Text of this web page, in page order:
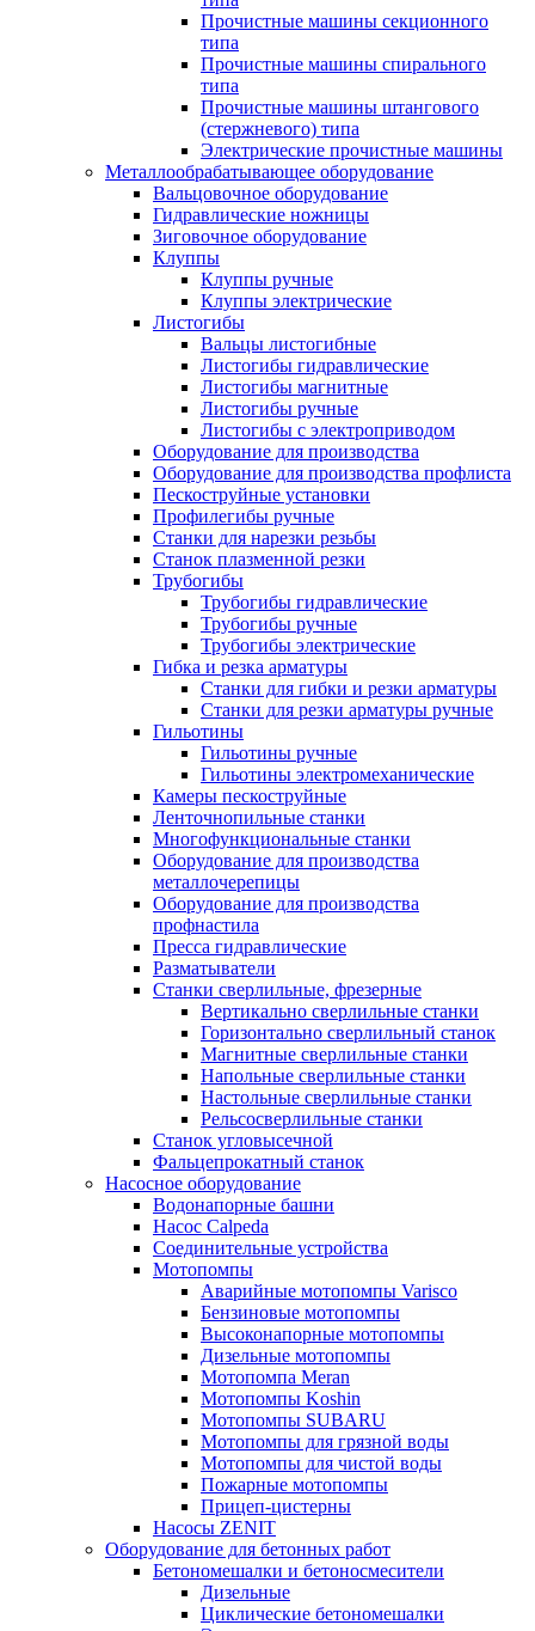
Прочистные машины секционного
типа
Прочистные машины спирального
типа
Прочистные машины штангового
(стержневого) типа
Электрические прочистные машины
Металлообрабатывающее оборудование
Вальцовочное оборудование
Гидравлические ножницы
Зиговочное оборудование
Клуппы
Клуппы ручные
Клуппы электрические
Листогибы
Вальцы листогибные
Листогибы гидравлические
Листогибы магнитные
Листогибы ручные
Листогибы с электроприводом
Оборудование для производства
Оборудование для производства профлиста
Пескоструйные установки
Профилегибы ручные
Станки для нарезки резьбы
Станок плазменной резки
Трубогибы
Трубогибы гидравлические
Трубогибы ручные
Трубогибы электрические
Гибка и резка арматуры
Станки для гибки и резки арматуры
Станки для резки арматуры ручные
Гильотины
Гильотины ручные
Гильотины электромеханические
Камеры пескоструйные
Ленточнопильные станки
Многофункциональные станки
Оборудование для производства
металлочерепицы
Оборудование для производства
профнастила
Пресса гидравлические
Разматыватели
Станки сверлильные, фрезерные
Вертикально сверлильные станки
Горизонтально сверлильный станок
Магнитные сверлильные станки
Напольные сверлильные станки
Настольные сверлильные станки
Рельсосверлильные станки
Станок угловысечной
Фальцепрокатный станок
Насосное оборудование
Водонапорные башни
Насос Calpeda
Соединительные устройства
Мотопомпы
Аварийные мотопомпы Varisco
Бензиновые мотопомпы
Высоконапорные мотопомпы
Дизельные мотопомпы
Мотопомпа Meran
Мотопомпы Koshin
Мотопомпы SUBARU
Мотопомпы для грязной воды
Мотопомпы для чистой воды
Пожарные мотопомпы
Прицеп-цистерны
Насосы ZENIT
Оборудование для бетонных работ
Бетономешалки и бетоносмесители
Дизельные
Циклические бетономешалки